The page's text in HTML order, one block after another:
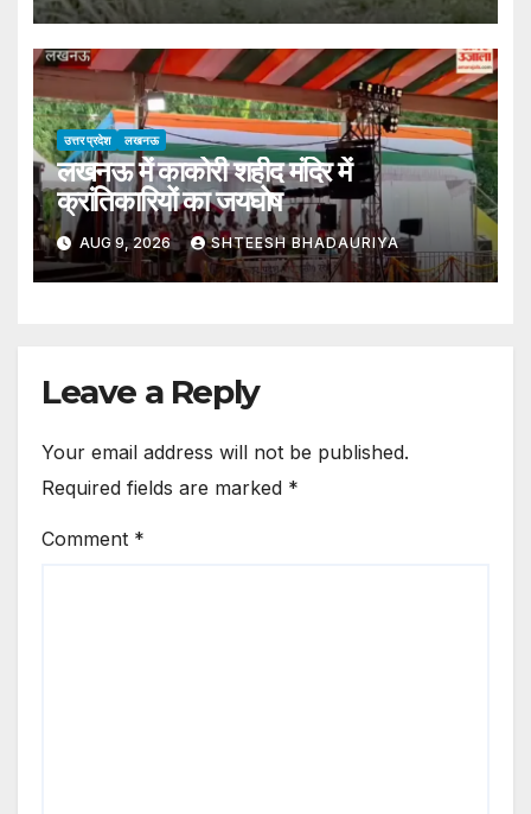
Grips Villagers
उत्तर प्रदेश लखनऊ
लखनऊ में काकोरी शहीद मंदिर में
क्रांतिकारियों का जयघोष
AUG 9, 2026 SHTEESH BHADAURIYA
Leave a Reply
Your email address will not be published.
Required fields are marked *
Comment *